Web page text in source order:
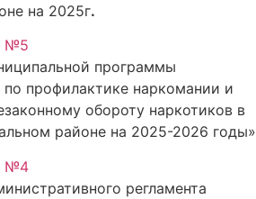
на 2025г.
№5
программы
профилактике наркомании и
обороту наркотиков в
районе на 2025-2026 годы»
№4
регламента